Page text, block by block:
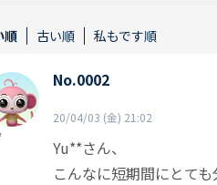
順 古い順 私もです順
No.0002
20/04/03 (金) 21:02
Yu**さん、
こんなに短期間にとて